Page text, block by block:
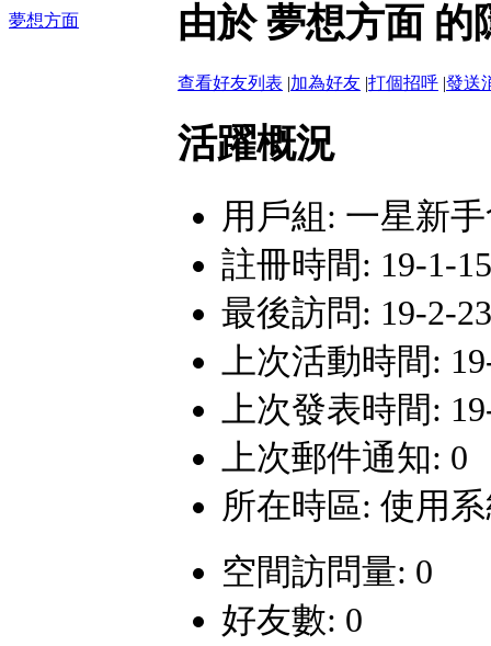
夢想方面 由於 夢想方面
查看好友列表 |加為好友 |打個招呼 |發送
活躍概況
用戶組: 一星新
註冊時間: 19-1-
最後訪問: 19-2-
上次活動時間:
上次發表時間:
上次郵件通知: 0
所在時區: 使用
空間訪問量: 0
好友數: 0